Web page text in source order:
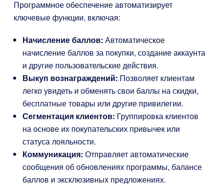
Программное обеспечение автоматизирует
ключевые функции, включая:
Начисление баллов: Автоматическое
начисление баллов за покупки, создание аккаунта
и другие пользовательские действия.
Выкуп вознаграждений: Позволяет клиентам
легко увидеть и обменять свои баллы на скидки,
бесплатные товары или другие привилегии.
Сегментация клиентов: Группировка клиентов
на основе их покупательских привычек или
статуса лояльности.
Коммуникация: Отправляет автоматические
сообщения об обновлениях программы, балансе
баллов и эксклюзивных предложениях.